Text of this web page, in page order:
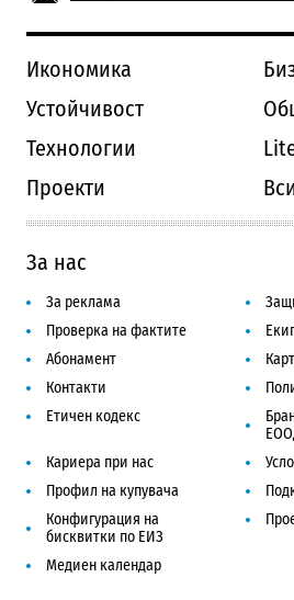
Икономика
Устойчивост
Технологии
Проекти
За нас
За реклама
Проверка на фактите
Абонамент
Контакти
Етичен кодекс
Кариера при нас
Профил на купувача
Конфигурация на
бисквитки по ЕИЗ
Медиен календар